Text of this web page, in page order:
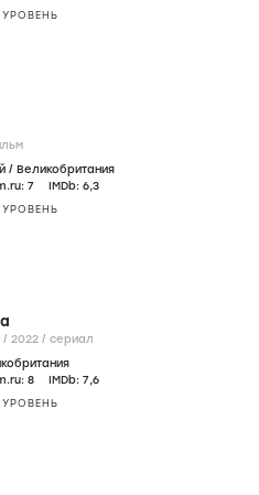
/ Великобритания
7 IMDb: 6,3
The Devil's Hour / 2022 / сериал
8 IMDb: 7,6